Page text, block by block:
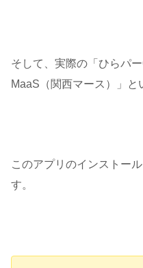
そして、実際の「ひらパ
MaaS（関西マース）」と
このアプリのインストー
す。